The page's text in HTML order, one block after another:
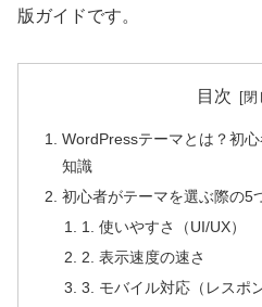
版ガイドです。
目次
WordPressテーマとは？初
知識
初心者がテーマを選ぶ際の5
1. 使いやすさ（UI/UX）
2. 表示速度の速さ
3. モバイル対応（レスポ